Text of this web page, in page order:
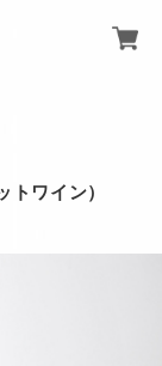
トワイン）